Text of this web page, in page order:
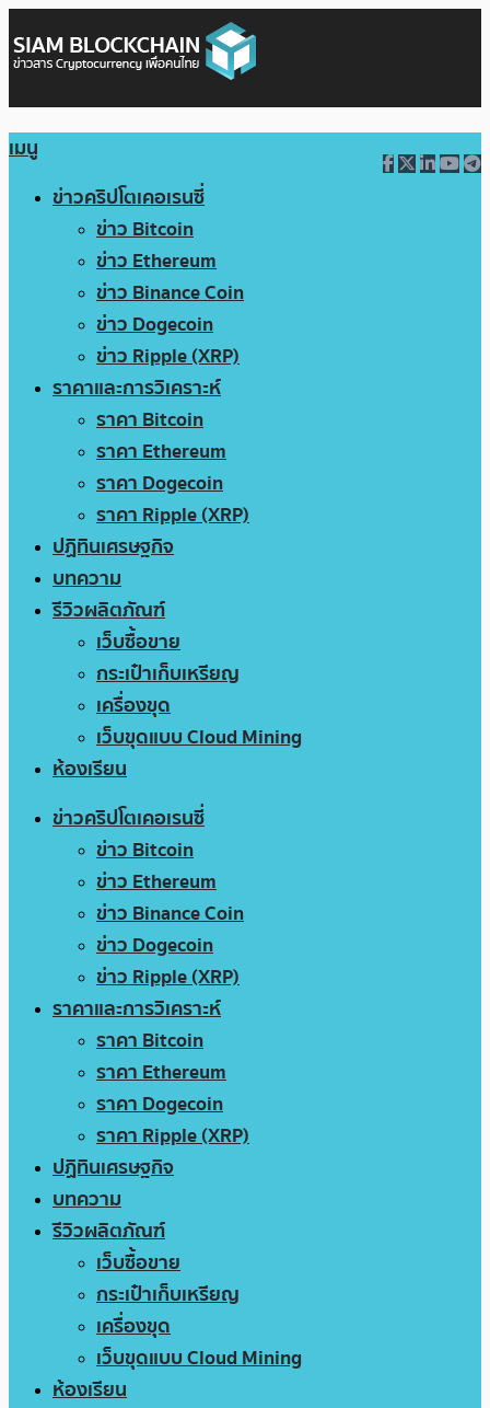
เมนู
ข่าวคริปโตเคอเรนซี่
ข่าว Bitcoin
ข่าว Ethereum
ข่าว Binance Coin
ข่าว Dogecoin
ข่าว Ripple (XRP)
ราคาและการวิเคราะห์
ราคา Bitcoin
ราคา Ethereum
ราคา Dogecoin
ราคา Ripple (XRP)
ปฏิทินเศรษฐกิจ
บทความ
รีวิวผลิตภัณฑ์
เว็บซื้อขาย
กระเป๋าเก็บเหรียญ
เครื่องขุด
เว็บขุดแบบ Cloud Mining
ห้องเรียน
ข่าวคริปโตเคอเรนซี่
ข่าว Bitcoin
ข่าว Ethereum
ข่าว Binance Coin
ข่าว Dogecoin
ข่าว Ripple (XRP)
ราคาและการวิเคราะห์
ราคา Bitcoin
ราคา Ethereum
ราคา Dogecoin
ราคา Ripple (XRP)
ปฏิทินเศรษฐกิจ
บทความ
รีวิวผลิตภัณฑ์
เว็บซื้อขาย
กระเป๋าเก็บเหรียญ
เครื่องขุด
เว็บขุดแบบ Cloud Mining
ห้องเรียน